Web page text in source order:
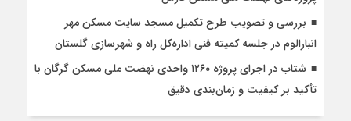
بررسی و تصویب طرح تکمیل مسجد سایت مسکن مهر
انبارالوم در جلسه کمیته فنی اداره‌کل راه و شهرسازی گلستان
شتاب در اجرای پروژه ۱۲۶۰ واحدی نهضت ملی مسکن گرگان با
تأکید بر کیفیت و زمان‌بندی دقیق